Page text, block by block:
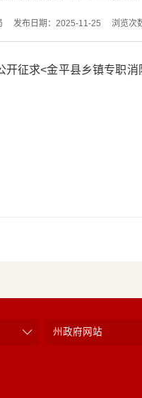
发布日期：2025-11-25 浏览次
征求<金平县乡镇专职
州政府网站